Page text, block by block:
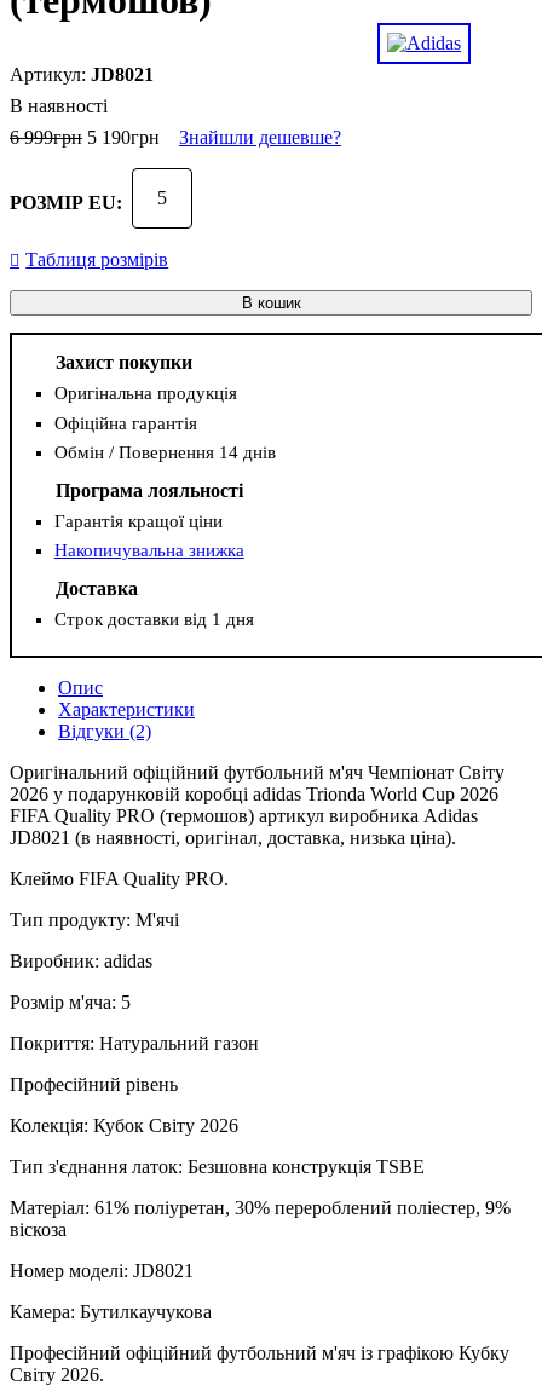
JD8021
В наявності
6 999грн 5 190грн Знайшли дешевше?
РОЗМІР EU: 5
Таблиця розмірів
В кошик
Захист покупки
Оригінальна продукція
Офіційна гарантія
Обмін / Повернення 14 днів
Програма лояльності
Гарантія кращої ціни
Накопичувальна знижка
Доставка
Строк доставки від 1 дня
Опис
Характеристики
Відгуки (2)
Оригінальний офіційний футбольний м'яч Чемпіонат Світу
2026 у подарунковій коробці adidas Trionda World Cup 2026
FIFA Quality PRO (термошов) артикул виробника Adidas
JD8021 (в наявності, оригінал, доставка, низька ціна).
Клеймо FIFA Quality PRO.
Тип продукту: М'ячі
Виробник: adidas
Розмір м'яча: 5
Покриття: Натуральний газон
Професійний рівень
Колекція: Кубок Світу 2026
Тип з'єднання латок: Безшовна конструкція TSBE
Матеріал: 61% поліуретан, 30% перероблений поліестер, 9%
віскоза
Номер моделі: JD8021
Камера: Бутилкаучукова
Професійний офіційний футбольний м'яч із графікою Кубку
Світу 2026.